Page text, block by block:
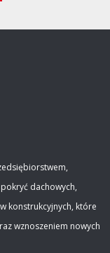
dachowych,
konstrukcyjnych, które
wznoszeniem nowych